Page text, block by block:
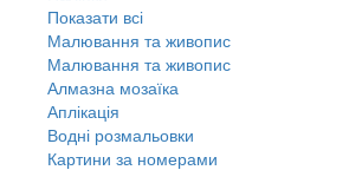
Показати всі
Малювання та живопис
Малювання та живопис
Алмазна мозаїка
Аплікація
Водні розмальовки
Картини за номерами